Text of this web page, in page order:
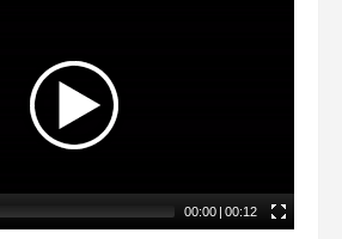
00:00 | 00:12